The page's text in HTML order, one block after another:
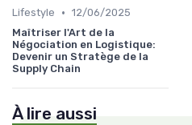
Lifestyle • 12/06/2025
Maîtriser l'Art de la
Négociation en Logistique:
Devenir un Stratège de la
Supply Chain
À lire aussi